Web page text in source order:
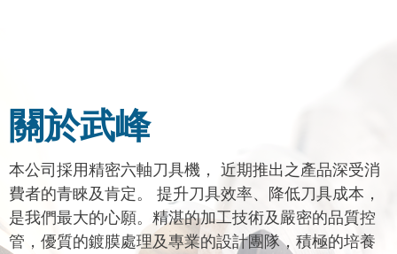
關於武峰
本公司採用精密六軸刀具機， 近期推出之產品深受消
費者的青睞及肯定。 提升刀具效率、降低刀具成本，
是我們最大的心願。精湛的加工技術及嚴密的品質控
管，優質的鍍膜處理及專業的設計團隊，積極的培養